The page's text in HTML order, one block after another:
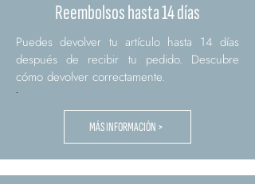
Reembolsos hasta 14 días
Puedes devolver tu artículo hasta 14 días
después de recibir tu pedido. Descubre
cómo devolver correctamente.
MÁS INFORMACIÓN >